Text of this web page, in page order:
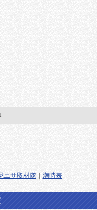
エサ取材隊｜ 潮時表